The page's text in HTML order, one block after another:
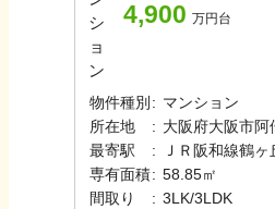
4,900 万円台
物件種別 : マンション
所在地
: 大阪府大阪市阿
最寄駅
: ＪＲ阪和線鶴ヶ
専有面積: 58.85㎡
間取り
: 3LK/3LDK